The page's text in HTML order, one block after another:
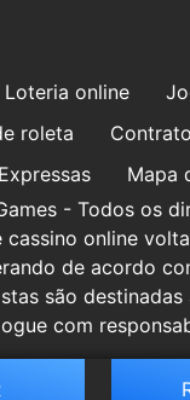
Loteria online
roleta
Mapa
- Todos os
cassino online
de acordo
são destinadas
com